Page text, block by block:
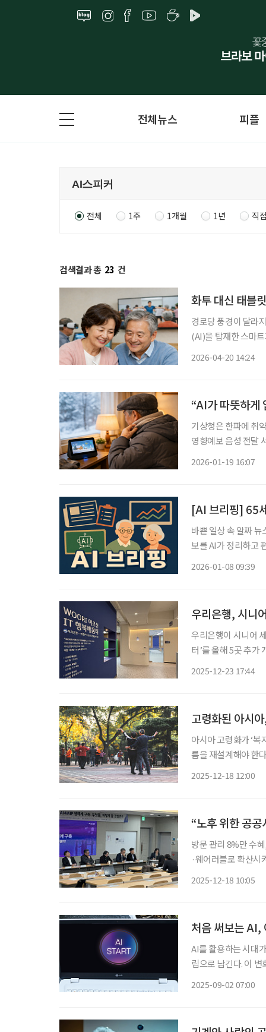
전체뉴스 피플
전체 1주 1개월 1년 직
검색결과 총 23 건
화투 대신 태블
경로당 풍경이 달라
(AI)을 탑재한 스마
2026-04-20 14:24
“AI가 따뜻하게
기상청은 한파에 취
영향예보 음성 전달 서비
2026-01-19 16:07
[AI 브리핑] 65
바쁜 일상 속 알짜
보를 AI가 정리하고 편집국 기자
2026-01-08 09:39
우리은행, 시니
우리은행이 시니어
터’를 올해 5곳 추가 개소하며
2025-12-23 17:44
고령화된 아시
아시아 고령화가 ‘복
름을 재설계해야 한
2025-12-18 12:00
“노후 위한 공
방문 관리 8%만 수
·웨어러블로 확산시켜야 초고령사회에서 ‘인공’지능의 역할로 ‘인간’다움
2025-12-18 10:05
처음 써보는 AI,
AI를 활용하는 시대
림으로 남긴다. 이 변
2025-09-02 07:00